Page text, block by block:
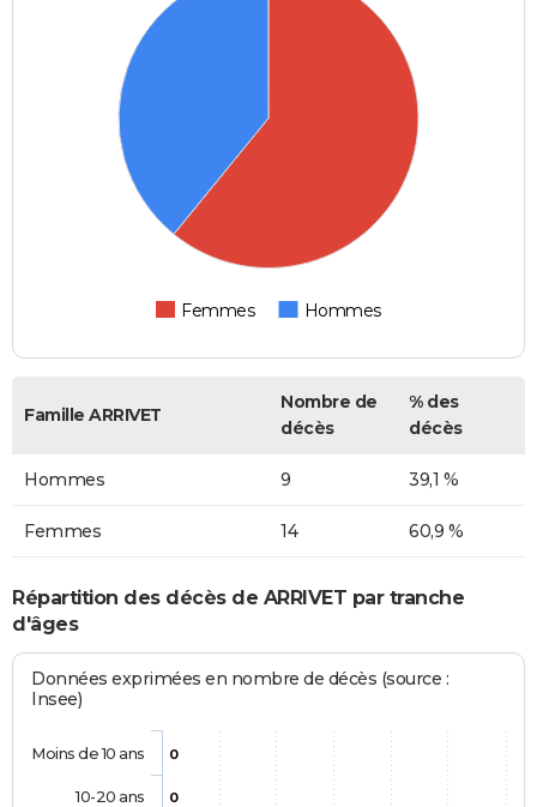
Femmes Hommes
Famille ARRIVET
Nombre de
décès
% des
décès
Hommes 9 39,1 %
Femmes 14 60,9 %
Répartition des décès de ARRIVET par tranche
d'âges
Données exprimées en nombre de décès (source :
Insee)
0
0
Moins de 10 ans
10-20 ans